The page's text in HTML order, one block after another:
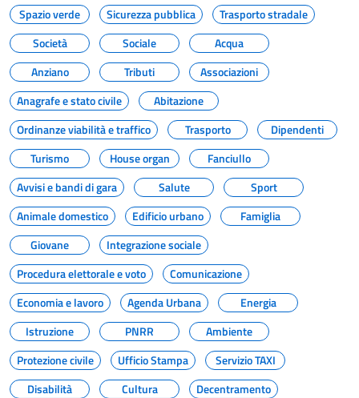
Spazio verde Sicurezza pubblica
Trasporto stradale
Società
Sociale
Acqua
Anziano
Tributi
Associazioni
Anagrafe e stato civile
Abitazione
Ordinanze viabilità e traffico
Trasporto
Dipendenti
Turismo
House organ
Fanciullo
Avvisi e bandi di gara
Salute
Sport
Animale domestico
Edificio urbano
Famiglia
Giovane
Integrazione sociale
Procedura elettorale e voto
Comunicazione
Economia e lavoro
Agenda Urbana
Energia
Istruzione
PNRR
Ambiente
Protezione civile
Ufficio Stampa
Servizio TAXI
Disabilità
Cultura
Decentramento